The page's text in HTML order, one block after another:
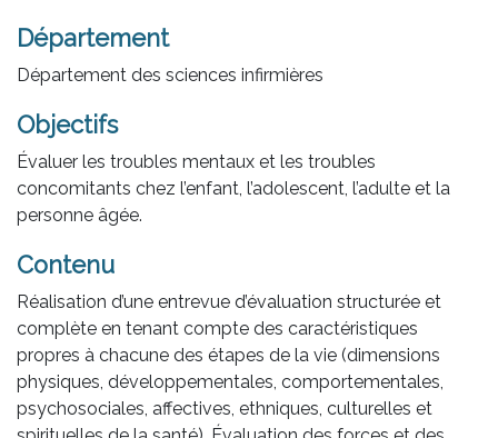
Département
Département des sciences infirmières
Objectifs
Évaluer les troubles mentaux et les troubles
concomitants chez l’enfant, l’adolescent, l’adulte et la
personne âgée.
Contenu
Réalisation d’une entrevue d’évaluation structurée et
complète en tenant compte des caractéristiques
propres à chacune des étapes de la vie (dimensions
physiques, développementales, comportementales,
psychosociales, affectives, ethniques, culturelles et